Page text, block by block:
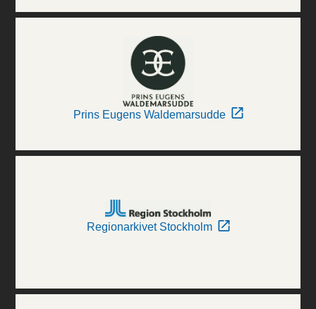
Prins Eugens Waldemarsudde
Regionarkivet Stockholm